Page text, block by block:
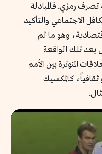
رمزي. فالمبادلة
الاجتماعي والتأكيد
وهو ما لم
بعد تلك الواقعة
المتوترة بين الأمم
ثقافياً، كالمكسيك